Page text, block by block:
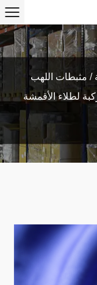
/ مثبطات اللهب
لطلاء الأقمشة